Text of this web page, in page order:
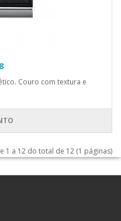
Couro com textura e
1 a 12 do total de 12 (1 páginas)